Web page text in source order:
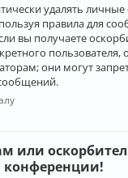
удалять
правила для
вы получаете
пользователя,
они могут
или
конференции!